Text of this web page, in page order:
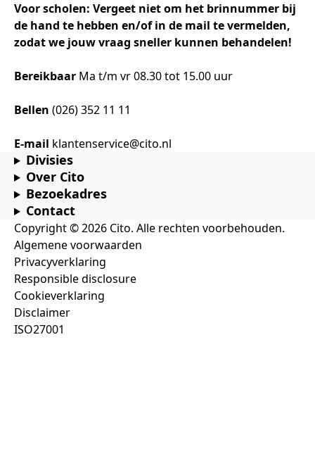
Voor scholen: Vergeet niet om het brinnummer bij
de hand te hebben en/of in de mail te vermelden,
zodat we jouw vraag sneller kunnen behandelen!
Bereikbaar Ma t/m vr 08.30 tot 15.00 uur
Bellen (026) 352 11 11
E-mail klantenservice@cito.nl
Divisies
Over Cito
Bezoekadres
Contact
Copyright © 2026 Cito. Alle rechten voorbehouden.
Algemene voorwaarden
Privacyverklaring
Responsible disclosure
Cookieverklaring
Disclaimer
ISO27001